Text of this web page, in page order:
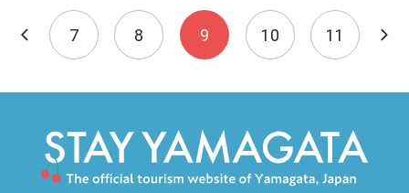
7 8 9 10 11